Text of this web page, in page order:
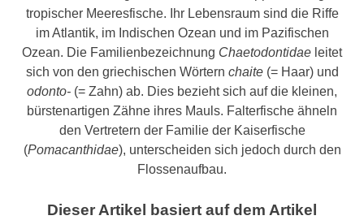
tropischer Meeresfische. Ihr Lebensraum sind die Riffe
im Atlantik, im Indischen Ozean und im Pazifischen
Ozean. Die Familienbezeichnung Chaetodontidae leitet
sich von den griechischen Wörtern chaite(= Haar) und
odonto- (= Zahn) ab. Dies bezieht sich auf die kleinen,
bürstenartigen Zähne ihres Mauls. Falterfische ähneln
den Vertretern der Familie der Kaiserfische
(Pomacanthidae), unterscheiden sich jedoch durch den
Flossenaufbau.
Dieser Artikel basiert auf dem Artikel